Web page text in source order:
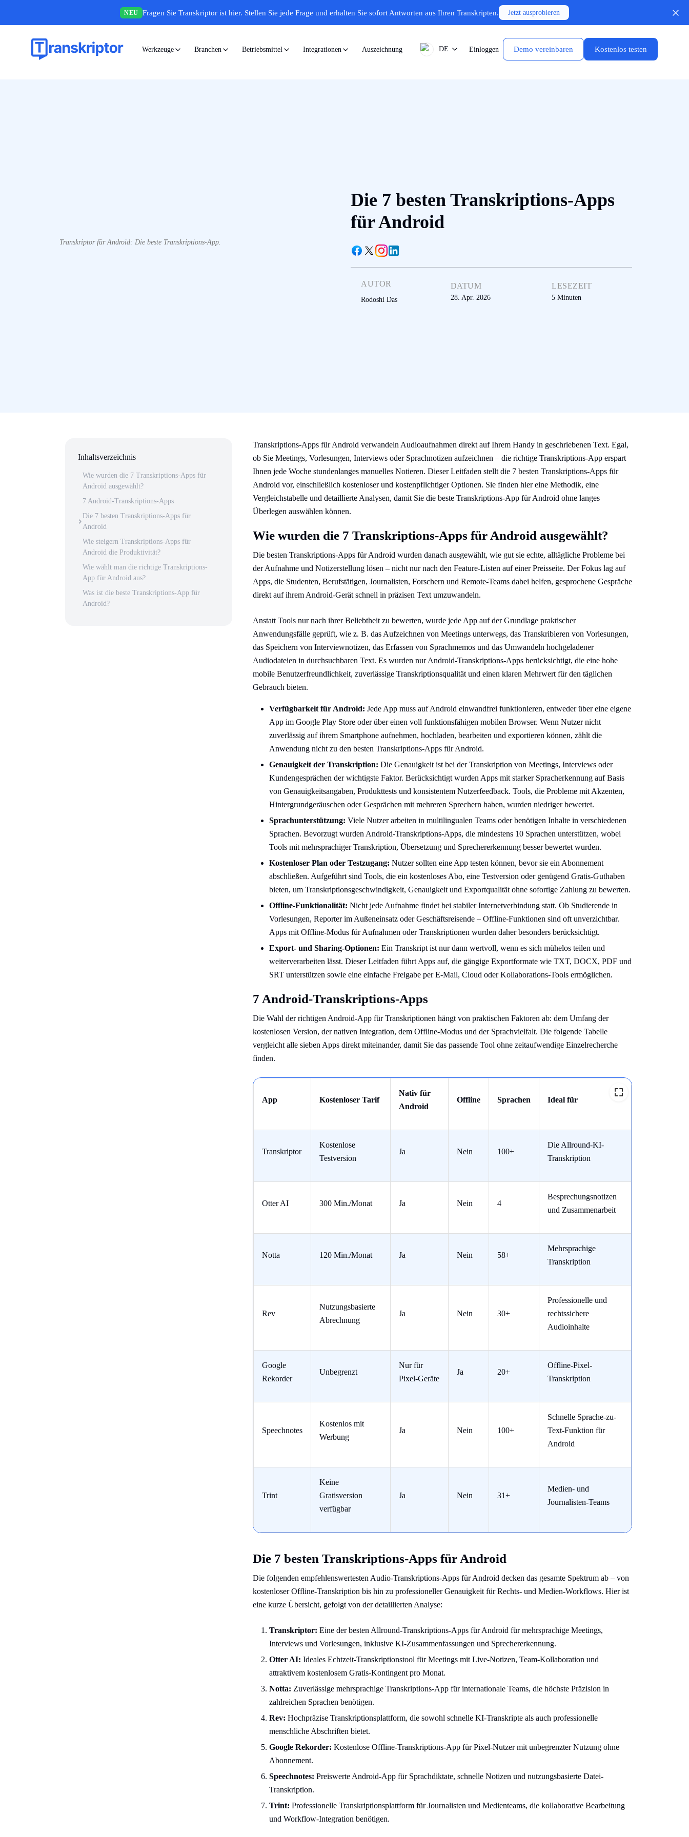
NEU Fragen Sie Transkriptor ist hier. Stellen Sie jede Frage und erhalten Sie sofort Antworten aus Ihren Transkripten. Jetzt ausprobieren
Werkzeuge Branchen Betriebsmittel Integrationen Auszeichnung DE Einloggen Demo vereinbaren Kostenlos testen
Transkriptor für Android: Die beste Transkriptions-App.
Die 7 besten Transkriptions-Apps
für Android
AUTOR
Rodoshi Das
DATUM
28. Apr. 2026
LESEZEIT
5 Minuten
Inhaltsverzeichnis
Wie wurden die 7 Transkriptions-Apps für
Android ausgewählt?
7 Android-Transkriptions-Apps
Die 7 besten Transkriptions-Apps für
Android
Wie steigern Transkriptions-Apps für
Android die Produktivität?
Wie wählt man die richtige Transkriptions-
App für Android aus?
Was ist die beste Transkriptions-App für
Android?
Transkriptions-Apps für Android verwandeln Audioaufnahmen direkt auf Ihrem Handy in geschriebenen Text. Egal,
ob Sie Meetings, Vorlesungen, Interviews oder Sprachnotizen aufzeichnen – die richtige Transkriptions-App erspart
Ihnen jede Woche stundenlanges manuelles Notieren. Dieser Leitfaden stellt die 7 besten Transkriptions-Apps für
Android vor, einschließlich kostenloser und kostenpflichtiger Optionen. Sie finden hier eine Methodik, eine
Vergleichstabelle und detaillierte Analysen, damit Sie die beste Transkriptions-App für Android ohne langes
Überlegen auswählen können.
Wie wurden die 7 Transkriptions-Apps für Android ausgewählt?
Die besten Transkriptions-Apps für Android wurden danach ausgewählt, wie gut sie echte, alltägliche Probleme bei
der Aufnahme und Notizerstellung lösen – nicht nur nach den Feature-Listen auf einer Preisseite. Der Fokus lag auf
Apps, die Studenten, Berufstätigen, Journalisten, Forschern und Remote-Teams dabei helfen, gesprochene Gespräche
direkt auf ihrem Android-Gerät schnell in präzisen Text umzuwandeln.
Anstatt Tools nur nach ihrer Beliebtheit zu bewerten, wurde jede App auf der Grundlage praktischer
Anwendungsfälle geprüft, wie z. B. das Aufzeichnen von Meetings unterwegs, das Transkribieren von Vorlesungen,
das Speichern von Interviewnotizen, das Erfassen von Sprachmemos und das Umwandeln hochgeladener
Audiodateien in durchsuchbaren Text. Es wurden nur Android-Transkriptions-Apps berücksichtigt, die eine hohe
mobile Benutzerfreundlichkeit, zuverlässige Transkriptionsqualität und einen klaren Mehrwert für den täglichen
Gebrauch bieten.
Verfügbarkeit für Android: Jede App muss auf Android einwandfrei funktionieren, entweder über eine eigene
App im Google Play Store oder über einen voll funktionsfähigen mobilen Browser. Wenn Nutzer nicht
zuverlässig auf ihrem Smartphone aufnehmen, hochladen, bearbeiten und exportieren können, zählt die
Anwendung nicht zu den besten Transkriptions-Apps für Android.
Genauigkeit der Transkription: Die Genauigkeit ist bei der Transkription von Meetings, Interviews oder
Kundengesprächen der wichtigste Faktor. Berücksichtigt wurden Apps mit starker Spracherkennung auf Basis
von Genauigkeitsangaben, Produkttests und konsistentem Nutzerfeedback. Tools, die Probleme mit Akzenten,
Hintergrundgeräuschen oder Gesprächen mit mehreren Sprechern haben, wurden niedriger bewertet.
Sprachunterstützung: Viele Nutzer arbeiten in multilingualen Teams oder benötigen Inhalte in verschiedenen
Sprachen. Bevorzugt wurden Android-Transkriptions-Apps, die mindestens 10 Sprachen unterstützen, wobei
Tools mit mehrsprachiger Transkription, Übersetzung und Sprechererkennung besser bewertet wurden.
Kostenloser Plan oder Testzugang: Nutzer sollten eine App testen können, bevor sie ein Abonnement
abschließen. Aufgeführt sind Tools, die ein kostenloses Abo, eine Testversion oder genügend Gratis-Guthaben
bieten, um Transkriptionsgeschwindigkeit, Genauigkeit und Exportqualität ohne sofortige Zahlung zu bewerten.
Offline-Funktionalität: Nicht jede Aufnahme findet bei stabiler Internetverbindung statt. Ob Studierende in
Vorlesungen, Reporter im Außeneinsatz oder Geschäftsreisende – Offline-Funktionen sind oft unverzichtbar.
Apps mit Offline-Modus für Aufnahmen oder Transkriptionen wurden daher besonders berücksichtigt.
Export- und Sharing-Optionen: Ein Transkript ist nur dann wertvoll, wenn es sich mühelos teilen und
weiterverarbeiten lässt. Dieser Leitfaden führt Apps auf, die gängige Exportformate wie TXT, DOCX, PDF und
SRT unterstützen sowie eine einfache Freigabe per E-Mail, Cloud oder Kollaborations-Tools ermöglichen.
7 Android-Transkriptions-Apps
Die Wahl der richtigen Android-App für Transkriptionen hängt von praktischen Faktoren ab: dem Umfang der
kostenlosen Version, der nativen Integration, dem Offline-Modus und der Sprachvielfalt. Die folgende Tabelle
vergleicht alle sieben Apps direkt miteinander, damit Sie das passende Tool ohne zeitaufwendige Einzelrecherche
finden.
App Kostenloser Tarif
Nativ für
Android
Offline Sprachen Ideal für
Transkriptor
Kostenlose
Testversion
Ja Nein 100+
Die Allround-KI-
Transkription
Otter AI 300 Min./Monat Ja Nein 4
Besprechungsnotizen
und Zusammenarbeit
Notta 120 Min./Monat Ja Nein 58+
Mehrsprachige
Transkription
Rev
Nutzungsbasierte
Abrechnung
Ja Nein 30+
Professionelle und
rechtssichere
Audioinhalte
Google
Rekorder
Unbegrenzt
Nur für
Pixel-Geräte
Ja 20+
Offline-Pixel-
Transkription
Speechnotes
Kostenlos mit
Werbung
Ja Nein 100+
Schnelle Sprache-zu-
Text-Funktion für
Android
Trint
Keine
Gratisversion
verfügbar
Ja Nein 31+
Medien- und
Journalisten-Teams
Die 7 besten Transkriptions-Apps für Android
Die folgenden empfehlenswertesten Audio-Transkriptions-Apps für Android decken das gesamte Spektrum ab – von
kostenloser Offline-Transkription bis hin zu professioneller Genauigkeit für Rechts- und Medien-Workflows. Hier ist
eine kurze Übersicht, gefolgt von der detaillierten Analyse:
Transkriptor: Eine der besten Allround-Transkriptions-Apps für Android für mehrsprachige Meetings,
Interviews und Vorlesungen, inklusive KI-Zusammenfassungen und Sprechererkennung.
Otter AI: Ideales Echtzeit-Transkriptionstool für Meetings mit Live-Notizen, Team-Kollaboration und
attraktivem kostenlosem Gratis-Kontingent pro Monat.
Notta: Zuverlässige mehrsprachige Transkriptions-App für internationale Teams, die höchste Präzision in
zahlreichen Sprachen benötigen.
Rev: Hochpräzise Transkriptionsplattform, die sowohl schnelle KI-Transkripte als auch professionelle
menschliche Abschriften bietet.
Google Rekorder: Kostenlose Offline-Transkriptions-App für Pixel-Nutzer mit unbegrenzter Nutzung ohne
Abonnement.
Speechnotes: Preiswerte Android-App für Sprachdiktate, schnelle Notizen und nutzungsbasierte Datei-
Transkription.
Trint: Professionelle Transkriptionsplattform für Journalisten und Medienteams, die kollaborative Bearbeitung
und Workflow-Integration benötigen.